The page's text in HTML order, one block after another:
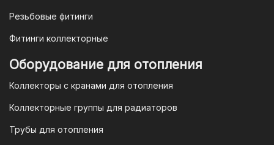
Резьбовые фитинги
Фитинги коллекторные
Оборудование для отопления
Коллекторы с кранами для отопления
Коллекторные группы для радиаторов
Трубы для отопления